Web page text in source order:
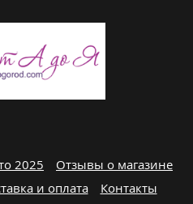
2025
Отзывы о магазине
и оплата
Контакты